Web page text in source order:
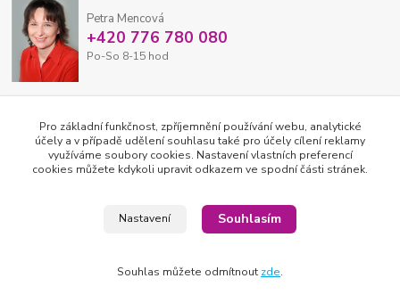
Petra Mencová
+420 776 780 080
Po-So 8-15 hod
2026 © OFTEX oční klinika
Pro základní funkčnost, zpříjemnění používání webu, analytické
účely a v případě udělení souhlasu také pro účely cílení reklamy
využíváme soubory cookies. Nastavení vlastních preferencí
cookies můžete kdykoli upravit odkazem ve spodní části stránek.
Nastavení Souhlasím
Souhlas můžete odmítnout zde.